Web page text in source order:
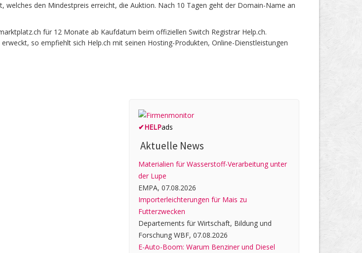
den Mindestpreis erreicht, die Auktion. Nach 10 Tagen geht der Domain-Name an
für 12 Monate ab Kaufdatum beim offiziellen Switch Registrar Help.ch.
so empfiehlt sich Help.ch mit seinen Hosting-Produkten, Online-Dienstleistungen
✔HELPads
Aktuelle News
Materialien für Wasserstoff-Verarbeitung unter
der Lupe
EMPA, 07.08.2026
Importerleichterungen für Mais zu
Futterzwecken
Departements für Wirtschaft, Bildung und
Forschung WBF, 07.08.2026
E-Auto-Boom: Warum Benziner und Diesel